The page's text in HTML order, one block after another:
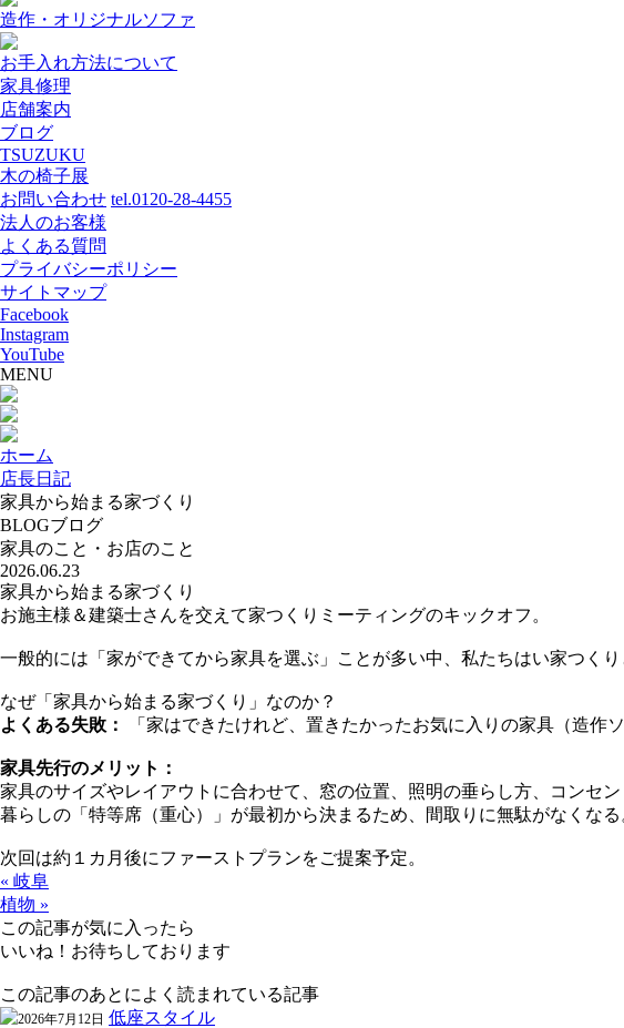
造作・オリジナルソファ
お手入れ方法について
家具修理
店舗案内
ブログ
TSUZUKU
木の椅子展
お問い合わせ tel.0120-28-4455
法人のお客様
よくある質問
プライバシーポリシー
サイトマップ
Facebook
Instagram
YouTube
MENU
ホーム
店長日記
家具から始まる家づくり
BLOGブログ
家具のこと・お店のこと
2026.06.23
家具から始まる家づくり
お施主様＆建築士さんを交えて家つくりミーティングのキックオフ。
一般的には「家ができてから家具を選ぶ」ことが多い中、私たちはい家つく
なぜ「家具から始まる家づくり」なのか？
よくある失敗：
「家はできたけれど、置きたかったお気に入りの家具（造作
家具先行のメリット：
家具のサイズやレイアウトに合わせて、窓の位置、照明の垂らし方、コンセ
暮らしの「特等席（重心）」が最初から決まるため、間取りに無駄がなくなる
次回は約１カ月後にファーストプランをご提案予定。
« 岐阜
植物 »
この記事が気に入ったら
いいね！お待ちしております
この記事のあとによく読まれている記事
2026年7月12日 低座スタイル